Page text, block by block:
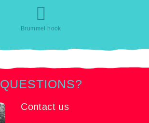
Brummel hook
QUESTIONS?
Contact us